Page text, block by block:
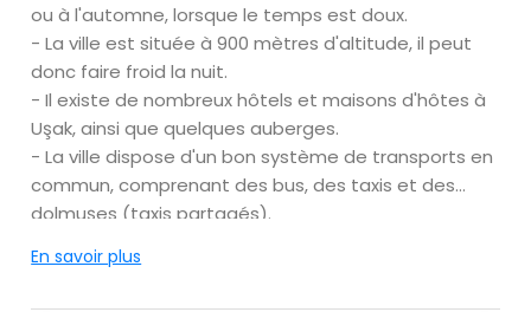
ou à l'automne, lorsque le temps est doux.
- La ville est située à 900 mètres d'altitude, il peut
donc faire froid la nuit.
- Il existe de nombreux hôtels et maisons d'hôtes à
Uşak, ainsi que quelques auberges.
- La ville dispose d'un bon système de transports en
commun, comprenant des bus, des taxis et des
dolmuşes (taxis partagés).
une cuisine turque et internationale.
En savoir plus